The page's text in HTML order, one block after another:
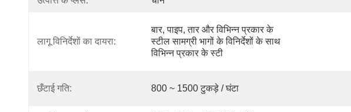
लागू विनिर्देशों का दायरा:
बार, पाइप, तार और विभिन्न प्रकार के
स्टील सामग्री भागों के विनिर्देशों के साथ
विभिन्न प्रकार के स्टी
छँटाई गति: 800 ~ 1500 टुकड़े / घंटा